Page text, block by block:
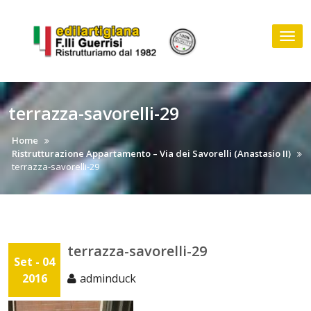
content
terrazza-savorelli-29
Home
Ristrutturazione Appartamento – Via dei Savorelli (Anastasio II)
terrazza-savorelli-29
Set - 04
2016
terrazza-savorelli-29
adminduck